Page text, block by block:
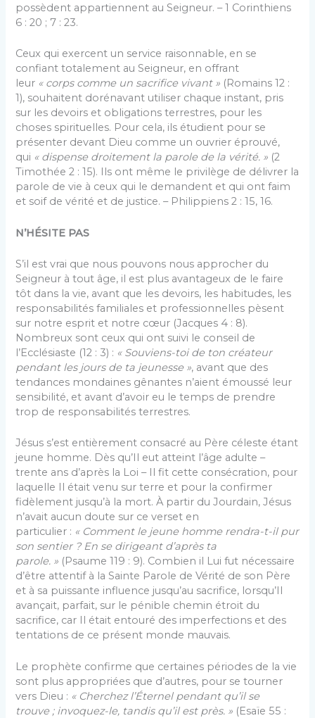
possèdent appartiennent au Seigneur. – 1 Corinthiens
6 : 20 ; 7 : 23.
Ceux qui exercent un service raisonnable, en se
confiant totalement au Seigneur, en offrant
leur « corps comme un sacrifice vivant » (Romains 12 :
1), souhaitent dorénavant utiliser chaque instant, pris
sur les devoirs et obligations terrestres, pour les
choses spirituelles. Pour cela, ils étudient pour se
présenter devant Dieu comme un ouvrier éprouvé,
qui « dispense droitement la parole de la vérité. » (2
Timothée 2 : 15). Ils ont même le privilège de délivrer la
parole de vie à ceux qui le demandent et qui ont faim
et soif de vérité et de justice. – Philippiens 2 : 15, 16.
N’HÉSITE PAS
S’il est vrai que nous pouvons nous approcher du
Seigneur à tout âge, il est plus avantageux de le faire
tôt dans la vie, avant que les devoirs, les habitudes, les
responsabilités familiales et professionnelles pèsent
sur notre esprit et notre cœur (Jacques 4 : 8).
Nombreux sont ceux qui ont suivi le conseil de
l’Ecclésiaste (12 : 3) : « Souviens-toi de ton créateur
pendant les jours de ta jeunesse », avant que des
tendances mondaines gênantes n’aient émoussé leur
sensibilité, et avant d’avoir eu le temps de prendre
trop de responsabilités terrestres.
Jésus s’est entièrement consacré au Père céleste étant
jeune homme. Dès qu’Il eut atteint l’âge adulte –
trente ans d’après la Loi – Il fit cette consécration, pour
laquelle Il était venu sur terre et pour la confirmer
fidèlement jusqu’à la mort. À partir du Jourdain, Jésus
n’avait aucun doute sur ce verset en
particulier : « Comment le jeune homme rendra-t-il pur
son sentier ? En se dirigeant d’après ta
parole. » (Psaume 119 : 9). Combien il Lui fut nécessaire
d’être attentif à la Sainte Parole de Vérité de son Père
et à sa puissante influence jusqu’au sacrifice, lorsqu’Il
avançait, parfait, sur le pénible chemin étroit du
sacrifice, car Il était entouré des imperfections et des
tentations de ce présent monde mauvais.
Le prophète confirme que certaines périodes de la vie
sont plus appropriées que d’autres, pour se tourner
vers Dieu : « Cherchez l’Éternel pendant qu’il se
trouve ; invoquez-le, tandis qu’il est près. » (Esaïe 55 :